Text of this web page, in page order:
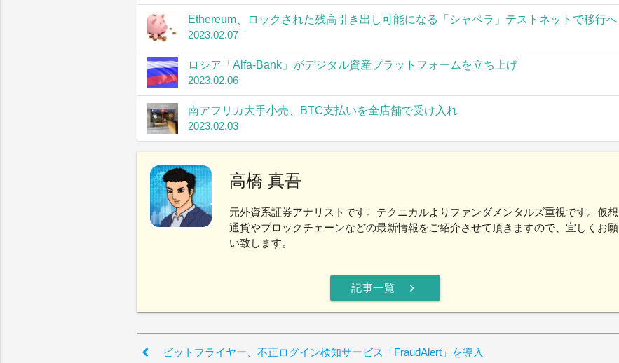
Ethereum、ロックされた残高引き出し可能になる「シャペラ」テストネットで移行へ
2023.02.07
ロシア「Alfa-Bank」がデジタル資産プラットフォームを立ち上げ
2023.02.06
南アフリカ大手小売、BTC支払いを全店舗で受け入れ
2023.02.03
高橋 真吾
元外資系証券アナリストです。テクニカルよりファンダメンタルズ重視です。仮想
通貨やブロックチェーンなどの最新情報をご紹介させて頂きますので、宜しくお願
い致します。
記事一覧 chevron_right
ビットフライヤー、不正ログイン検知サービス「FraudAlert」を導入